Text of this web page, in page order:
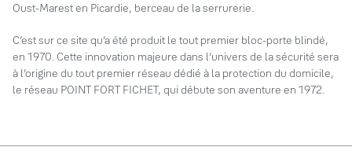
Oust-Marest en Picardie, berceau de la serrurerie.
C’est sur ce site qu’a été produit le tout premier bloc-porte blindé,
en 1970. Cette innovation majeure dans l’univers de la sécurité sera
à l’origine du tout premier réseau dédié à la protection du domicile,
le réseau POINT FORT FICHET, qui débute son aventure en 1972.